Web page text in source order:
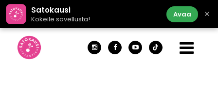
Satokausi
Kokeile sovellusta!
Avaa ×